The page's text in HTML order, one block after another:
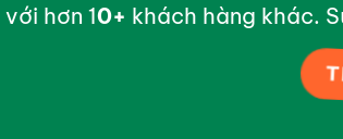
hơn 10+ khách hàng khác.